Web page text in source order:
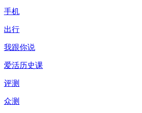
手机
出行
我跟你说
爱活历史课
评测
众测